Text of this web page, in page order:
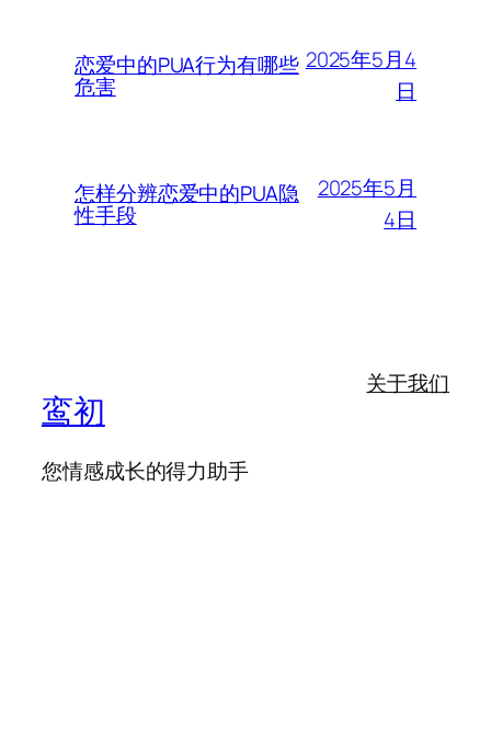
恋爱中的PUA行为有哪些
危害
2025年5月4
日
怎样分辨恋爱中的PUA隐
性手段
2025年5月
4日
鸾初
您情感成长的得力助手
关于我们